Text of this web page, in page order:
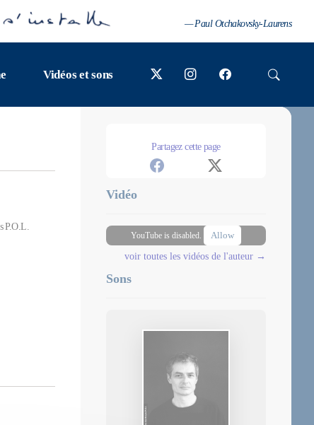
— Paul Otchakovsky-Laurens
Vidéos et sons
P.O.L.
Partagez cette page
Vidéo
YouTube is disabled.
Allow
voir toutes les vidéos de l'auteur →
Sons